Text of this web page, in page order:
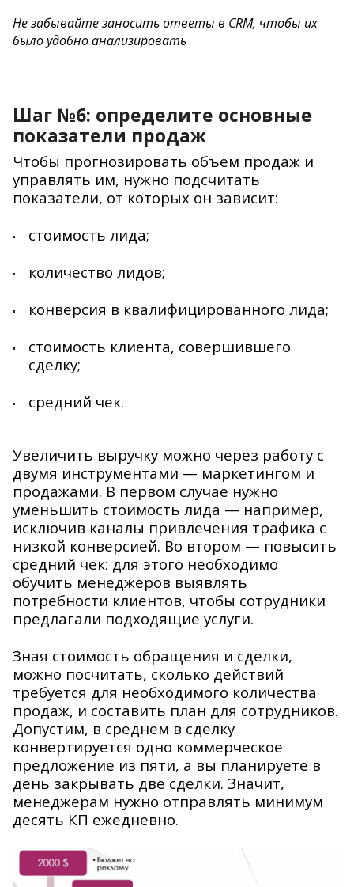
Не забывайте заносить ответы в CRM, чтобы их
было удобно анализировать
Шаг №6: определите основные
показатели продаж
Чтобы прогнозировать объем продаж и
управлять им, нужно подсчитать
показатели, от которых он зависит:
стоимость лида;
количество лидов;
конверсия в квалифицированного лида;
стоимость клиента, совершившего
сделку;
средний чек.
Увеличить выручку можно через работу с
двумя инструментами — маркетингом и
продажами. В первом случае нужно
уменьшить стоимость лида — например,
исключив каналы привлечения трафика с
низкой конверсией. Во втором — повысить
средний чек: для этого необходимо
обучить менеджеров выявлять
потребности клиентов, чтобы сотрудники
предлагали подходящие услуги.
Зная стоимость обращения и сделки,
можно посчитать, сколько действий
требуется для необходимого количества
продаж, и составить план для сотрудников.
Допустим, в среднем в сделку
конвертируется одно коммерческое
предложение из пяти, а вы планируете в
день закрывать две сделки. Значит,
менеджерам нужно отправлять минимум
десять КП ежедневно.